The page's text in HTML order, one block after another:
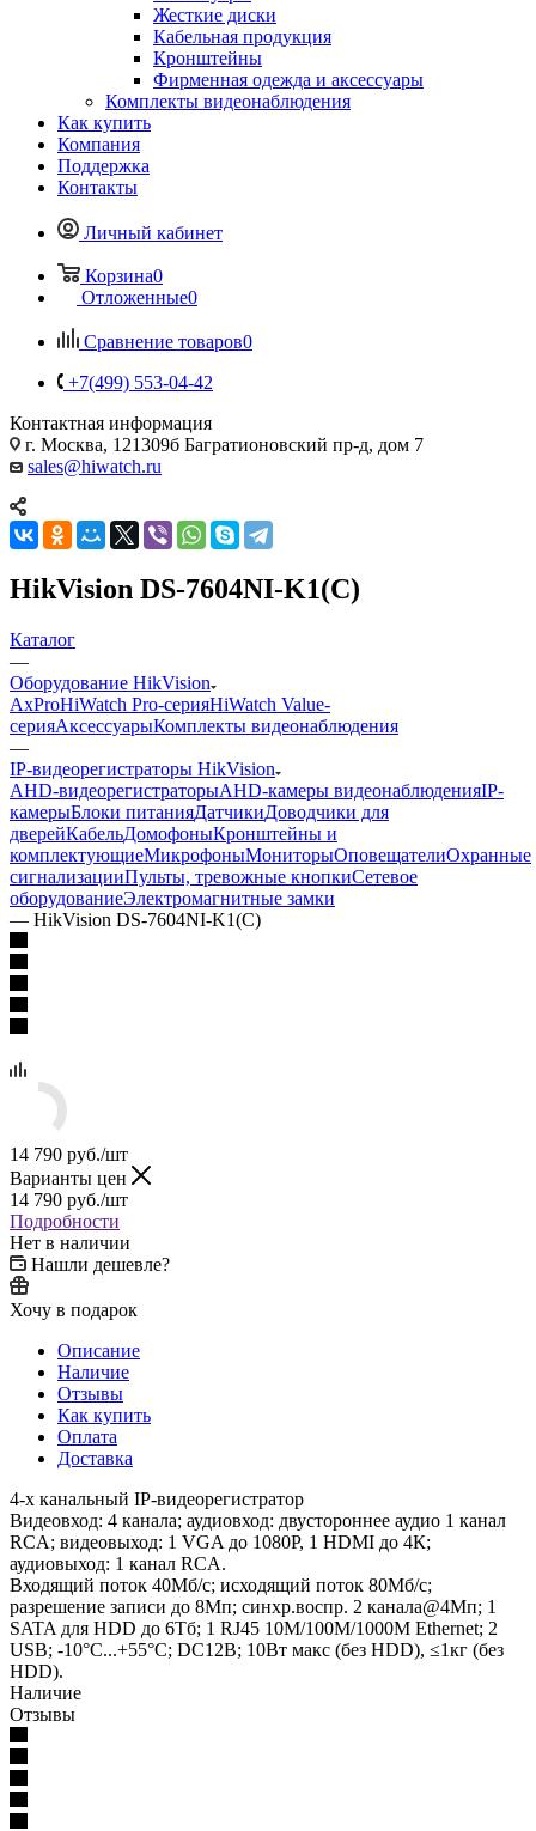
Жесткие диски
Кабельная продукция
Кронштейны
Фирменная одежда и аксессуары
Комплекты видеонаблюдения
Как купить
Компания
Поддержка
Контакты
Личный кабинет
Корзина0
Отложенные0
Сравнение товаров0
+7(499) 553-04-42
Контактная информация
г. Москва, 121309б Багратионовский пр-д, дом 7
sales@hiwatch.ru
HikVision DS-7604NI-K1(C)
Каталог
—
Оборудование HikVision
AxProHiWatch Pro-серияHiWatch Value-
серияАксессуарыКомплекты видеонаблюдения
—
IP-видеорегистраторы HikVision
AHD-видеорегистраторыAHD-камеры видеонаблюденияIP-
камерыБлоки питанияДатчикиДоводчики для
дверейКабельДомофоныКронштейны и
комплектующиеМикрофоныМониторыОповещателиОхранные
сигнализацииПульты, тревожные кнопкиСетевое
оборудованиеЭлектромагнитные замки
— HikVision DS-7604NI-K1(C)
14 790 руб./шт
Варианты цен
14 790 руб./шт
Подробности
Нет в наличии
Нашли дешевле?
Хочу в подарок
Описание
Наличие
Отзывы
Как купить
Оплата
Доставка
4-х канальный IP-видеорегистратор
Видеовход: 4 канала; аудиовход: двустороннее аудио 1 канал
RCA; видеовыход: 1 VGA до 1080Р, 1 HDMI до 4К;
аудиовыход: 1 канал RCA.
Входящий поток 40Мб/с; исходящий поток 80Мб/с;
разрешение записи до 8Мп; синхр.воспр. 2 канала@4Мп; 1
SATA для HDD до 6Тб; 1 RJ45 10M/100M/1000M Ethernet; 2
USB; -10°C...+55°C; DC12В; 10Вт макс (без HDD), ≤1кг (без
HDD).
Наличие
Отзывы